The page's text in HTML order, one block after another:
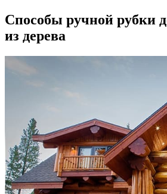
Способы ручной рубки
из дерева